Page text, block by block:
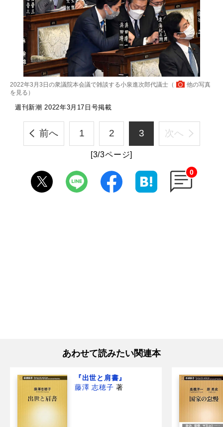
2022年3月3日の衆議院本会議で雑談する小泉進次郎代議士（
他の写真
を見る ）
週刊新潮 2022年3月17日号掲載
前へ 1 2 3 次へ
[3/3ページ]
0
あわせて読みたい関連本
『出世と肩書』
藤澤 志穂子 著